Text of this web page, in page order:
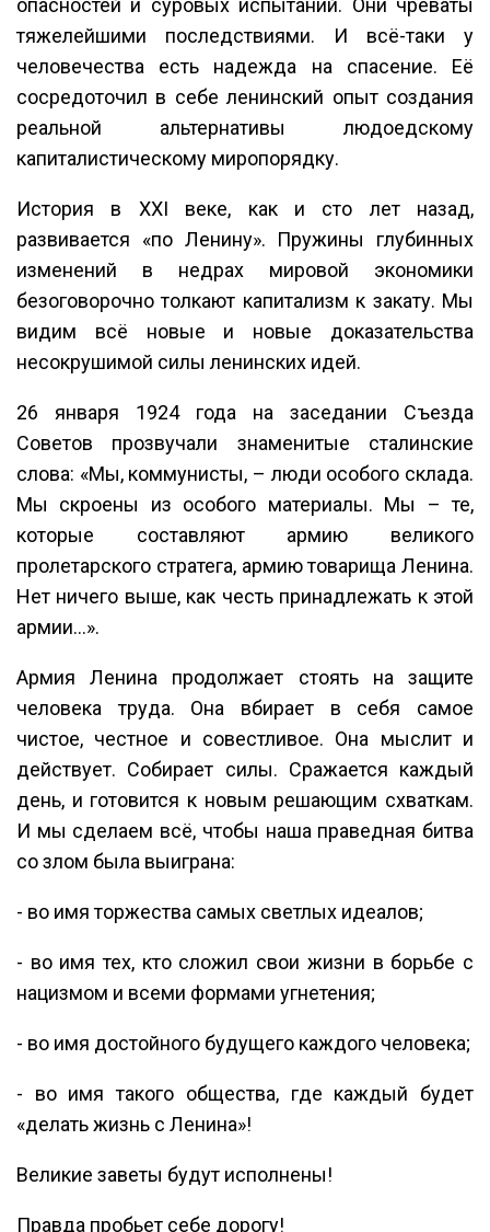
тяжелейшими последствиями. И всё-таки у
человечества есть надежда на спасение. Её
сосредоточил в себе ленинский опыт создания
реальной альтернативы людоедскому
капиталистическому миропорядку.
История в XXI веке, как и сто лет назад,
развивается «по Ленину». Пружины глубинных
изменений в недрах мировой экономики
безоговорочно толкают капитализм к закату. Мы
видим всё новые и новые доказательства
несокрушимой силы ленинских идей.
26 января 1924 года на заседании Съезда
Советов прозвучали знаменитые сталинские
слова: «Мы, коммунисты, – люди особого склада.
Мы скроены из особого материалы. Мы – те,
которые составляют армию великого
пролетарского стратега, армию товарища Ленина.
Нет ничего выше, как честь принадлежать к этой
армии…».
Армия Ленина продолжает стоять на защите
человека труда. Она вбирает в себя самое
чистое, честное и совестливое. Она мыслит и
действует. Собирает силы. Сражается каждый
день, и готовится к новым решающим схваткам.
И мы сделаем всё, чтобы наша праведная битва
со злом была выиграна:
- во имя торжества самых светлых идеалов;
- во имя тех, кто сложил свои жизни в борьбе с
нацизмом и всеми формами угнетения;
- во имя достойного будущего каждого человека;
- во имя такого общества, где каждый будет
«делать жизнь с Ленина»!
Великие заветы будут исполнены!
Правда пробьет себе дорогу!